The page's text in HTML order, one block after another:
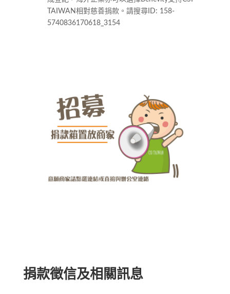
TAIWAN相對慈善捐款。請搜尋ID: 158-
5740836170618_3154
捐款徵信及相關訊息